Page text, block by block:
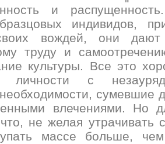
и
индивидов,
вождей, они
труду и
культуры. Все это
личности с
сумевшие
влечениями. Но
не желая утрачивать
массе больше,